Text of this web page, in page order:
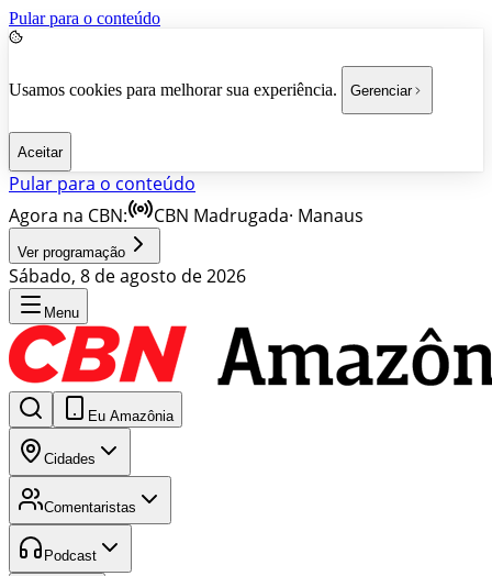
Pular para o conteúdo
Usamos cookies para melhorar sua experiência. Gerenciar
Aceitar
Pular para o conteúdo
Agora na CBN:
CBN Madrugada· Manaus
Ver programação
Sábado, 8 de agosto de 2026
Menu
Eu Amazônia
Cidades
Comentaristas
Podcast